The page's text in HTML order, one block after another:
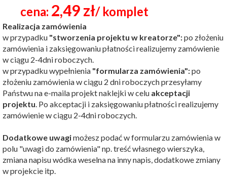
cena: 2,49 zł/ komplet
Realizacja zamówienia
w przypadku "stworzenia projektu w kreatorze":po złożeniu
zamówienia i zaksięgowaniu płatności realizujemy zamówienie
w ciągu 2-4dni roboczych.
w przypadku wypełnienia "formularza zamówienia":po
złożeniu zamówienia w ciągu 2 dni roboczych przesyłamy
Państwu na e-maila projekt naklejki w celu akceptacji
projektu. Po akceptacji i zaksięgowaniu płatności realizujemy
zamówienie w ciągu 2-4dni roboczych.
Dodatkowe uwagimożesz podać w formularzu zamówienia w
polu "uwagi do zamówienia" np. treść własnego wierszyka,
zmiana napisu wódka weselna na inny napis, dodatkowe zmiany
w projekcie itp.